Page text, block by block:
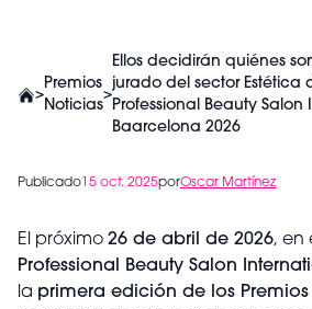
>
Premios
Noticias
>
Ellos decidirán quiénes
jurado del sector Estética
Professional Beauty
Baarcelona 2026
Publicado 15 oct. 2025porOscar Martínez
El próximo 26 de abril de 2026, en
Professional Beauty Salon
la primera edición de los Premios